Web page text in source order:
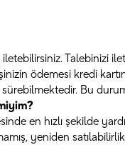
Talebinizi
ödemesi kredi
Bu
en hızlı şekilde
yeniden